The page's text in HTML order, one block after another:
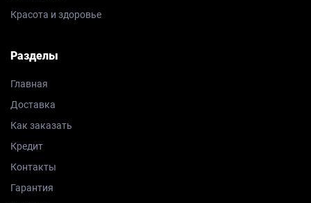
Красота и здоровье
Разделы
Главная
Доставка
Как заказать
Кредит
Контакты
Гарантия